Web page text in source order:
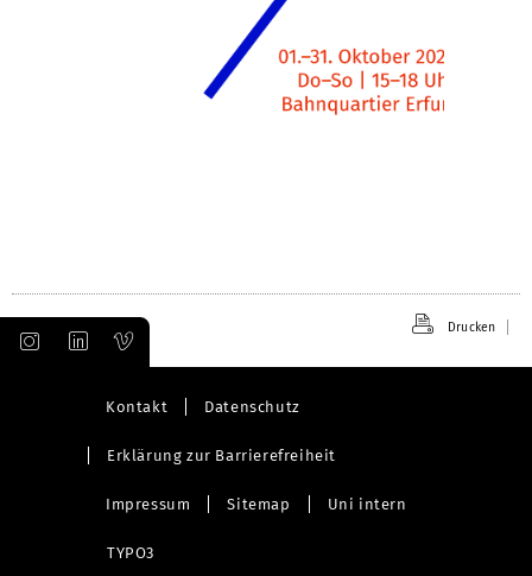
Drucken
Kontakt Datenschutz
Erklärung zur Barrierefreiheit
Impressum Sitemap Uni intern
TYPO3